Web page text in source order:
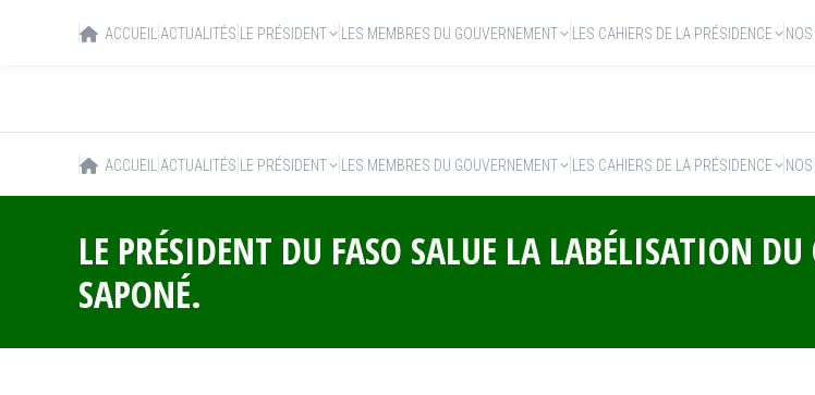
ACCUEIL ACTUALITÉS LE PRÉSIDENT LES MEMBRES DU GOUVERNEMENT LES CAHIERS DE LA PRÉSIDENCE
LE PRÉSIDENT DU FASO SALUE LA LABÉLISATION DU
SAPONÉ.
ACCUEIL ACTUALITÉS LE PRÉSIDENT LES MEMBRES DU GOUVERNEMENT LES CAHIERS DE LA PRÉSIDENCE